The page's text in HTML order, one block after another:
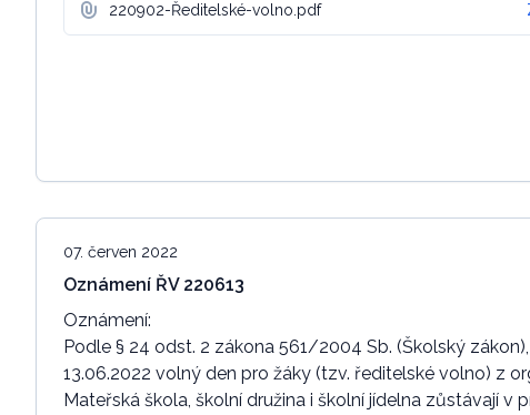
220902-Ředitelské-volno.pdf
07. červen 2022
Oznámení ŘV 220613
Oznámení:
Podle § 24 odst. 2 zákona 561/2004 Sb. (Školský
13.06.2022 volný den pro žáky (tzv. ředitelské volno) z
Mateřská škola, školní družina i školní jídelna zůstávají v